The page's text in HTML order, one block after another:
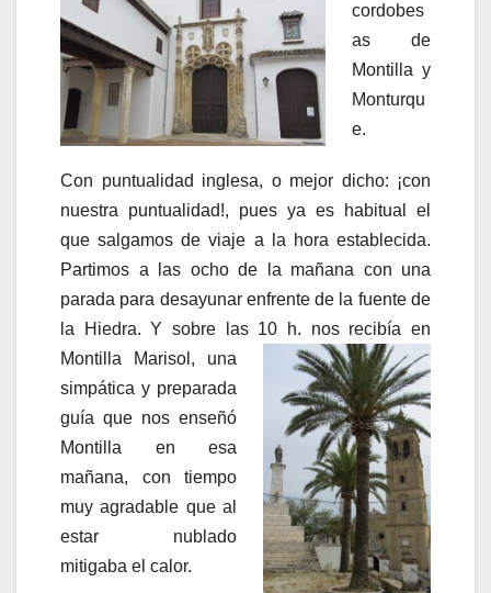
cordobes
as de
Montilla y
Monturqu
e.
Con puntualidad inglesa, o mejor dicho: ¡con
nuestra puntualidad!, pues ya es habitual el
que salgamos de viaje a la hora establecida.
Partimos a las ocho de la mañana con una
parada para desayunar enfrente de la fuente de
la Hiedra. Y sobre las 10 h. nos recibía en
Montilla Marisol, una
simpática y preparada
guía que nos enseñó
Montilla en esa
mañana, con tiempo
muy agradable que al
estar nublado
mitigaba el calor.